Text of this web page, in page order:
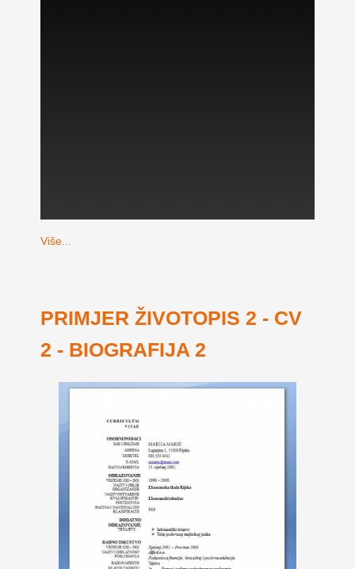
Više...
PRIMJER ŽIVOTOPIS 2 - CV
2 - BIOGRAFIJA 2